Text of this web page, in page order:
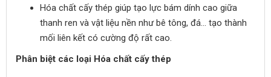
Hóa chất cấy thép giúp tạo lực bám dính cao giữa
thanh ren và vật liệu nền như bê tông, đá… tạo thành
mối liên kết có cường độ rất cao.
Phân biệt các loại Hóa chất cấy thép